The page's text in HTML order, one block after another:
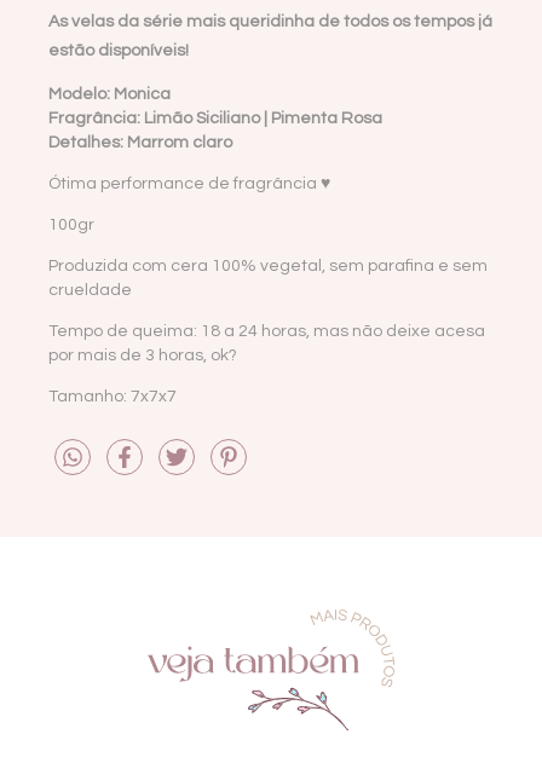
As velas da série mais queridinha de todos os tempos já
estão disponíveis!
Modelo: Monica
Fragrância: Limão Siciliano | Pimenta Rosa
Detalhes: Marrom claro
Ótima performance de fragrância ♥
100gr
Produzida com cera 100% vegetal, sem parafina e sem
crueldade
Tempo de queima: 18 a 24 horas, mas não deixe acesa
por mais de 3 horas, ok?
Tamanho: 7x7x7